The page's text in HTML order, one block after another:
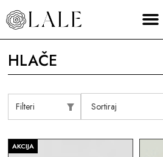
HLAČE
Filteri
AKCIJA